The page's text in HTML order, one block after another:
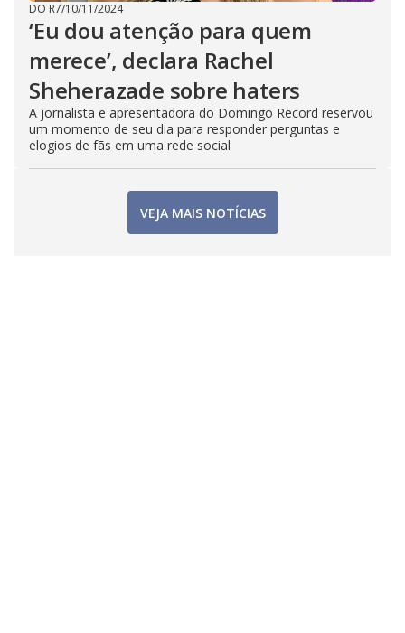
DO R7/10/11/2024
‘Eu dou atenção para quem
merece’, declara Rachel
Sheherazade sobre haters
A jornalista e apresentadora do Domingo Record reservou
um momento de seu dia para responder perguntas e
elogios de fãs em uma rede social
VEJA MAIS NOTÍCIAS